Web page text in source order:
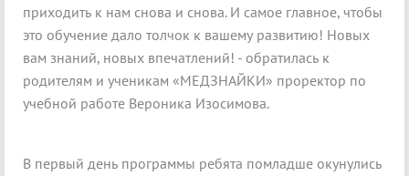
приходить к нам снова и снова. И самое главное, чтобы
это обучение дало толчок к вашему развитию! Новых
вам знаний, новых впечатлений! - обратилась к
родителям и ученикам «МЕДЗНАЙКИ» проректор по
учебной работе Вероника Изосимова.
В первый день программы ребята помладше окунулись